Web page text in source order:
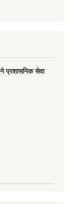
प्रशासनिक सेवा